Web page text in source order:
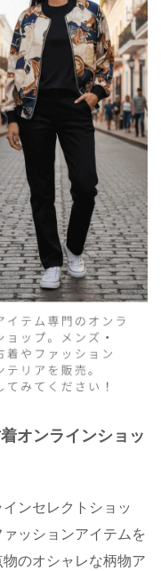
オンラインショッ
ンセレクトショッ
ッションアイテムを
のオシャレな柄物ア